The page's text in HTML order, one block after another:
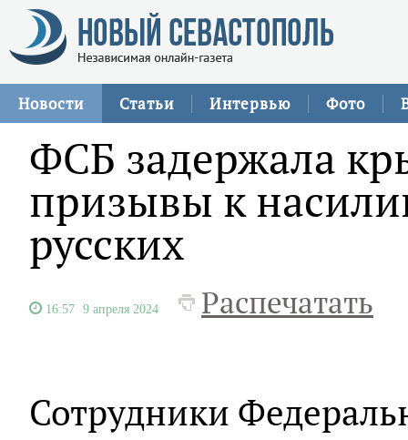
Новости Статьи Интервью Фото
ФСБ задержала
призывы к
русских
16:57 9 апреля 2024 Распечатать
Сотрудники